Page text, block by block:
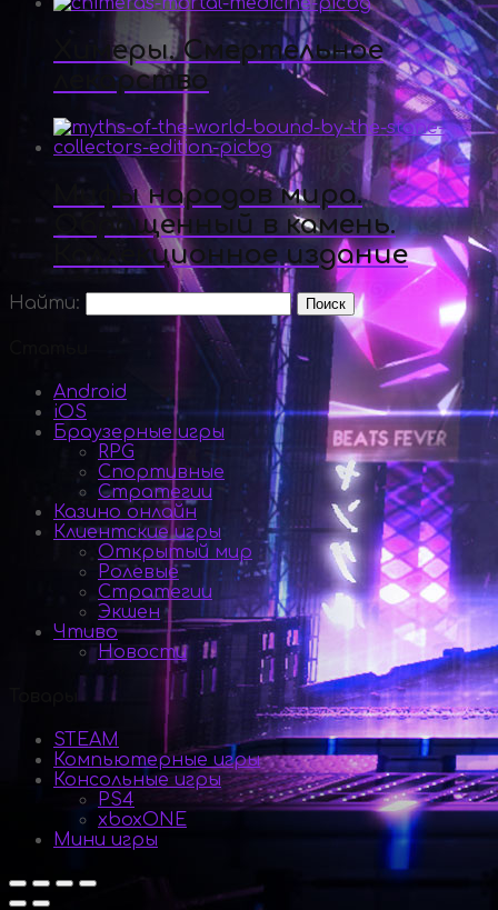
Химеры. Смертельное
лекарство
Мифы народов мира.
Обращенный в камень.
Коллекционное издание
Найти:
Android
iOS
Браузерные игры
RPG
Спортивные
Стратегии
Казино онлайн
Клиентские игры
Открытый мир
Ролевые
Стратегии
Экшен
Чтиво
Новости
STEAM
Компьютерные игры
Консольные игры
PS4
xboxONE
Мини игры